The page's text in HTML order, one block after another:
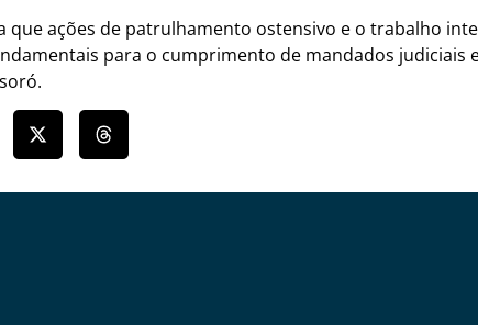
que ações de patrulhamento ostensivo e o trabalho
para o cumprimento de mandados judiciais